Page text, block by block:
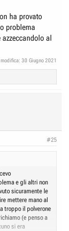
ha provato
problema
al
30 Giugno 2021
#25
e gli altri non
sicuramente le
mettere mano al
troppo il polverone
(e penso a
si era